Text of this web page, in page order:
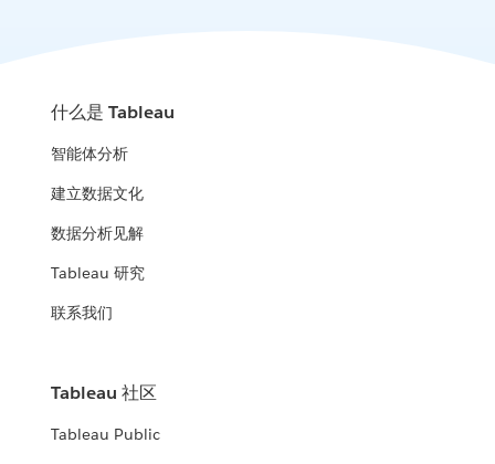
什么是 Tableau
智能体分析
建立数据文化
数据分析见解
Tableau 研究
联系我们
Tableau 社区
Tableau Public